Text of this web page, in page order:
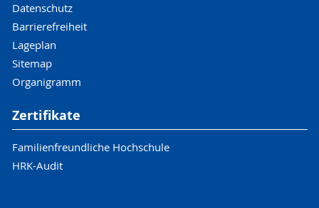
Datenschutz
Barrierefreiheit
Lageplan
Sitemap
Organigramm
Zertifikate
Familienfreundliche Hochschule
HRK-Audit